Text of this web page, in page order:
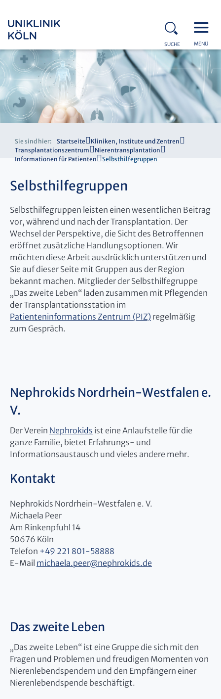
SUCHE MENÜ
Sie sind hier: Startseite
Kliniken, Institute und Zentren
Transplantationszentrum
Nierentransplantation
Informationen für Patienten
Selbsthilfegruppen
Selbsthilfegruppen
Selbsthilfegruppen leisten einen wesentlichen Beitrag
vor, während und nach der Transplantation. Der
Wechsel der Perspektive, die Sicht des Betroffennen
eröffnet zusätzliche Handlungsoptionen. Wir
möchten diese Arbeit ausdrücklich unterstützen und
Sie auf dieser Seite mit Gruppen aus der Region
bekannt machen. Mitglieder der Selbsthilfegruppe
„Das zweite Leben“ laden zusammen mit Pflegenden
der Transplantationsstation im
Patienteninformations Zentrum (PIZ) regelmäßig
zum Gespräch.
Nephrokids Nordrhein-Westfalen e.
V.
Der Verein Nephrokids ist eine Anlaufstelle für die
ganze Familie, bietet Erfahrungs- und
Informationsaustausch und vieles andere mehr.
Kontakt
Nephrokids Nordrhein-Westfalen e. V.
Michaela Peer
Am Rinkenpfuhl 14
50676 Köln
Telefon +49 221 801-58888
E-Mail michaela.peer@nephrokids.de
Das zweite Leben
„Das zweite Leben“ ist eine Gruppe die sich mit den
Fragen und Problemen und freudigen Momenten von
Nierenlebendspendern und den Empfängern einer
Nierenlebendspende beschäftigt.